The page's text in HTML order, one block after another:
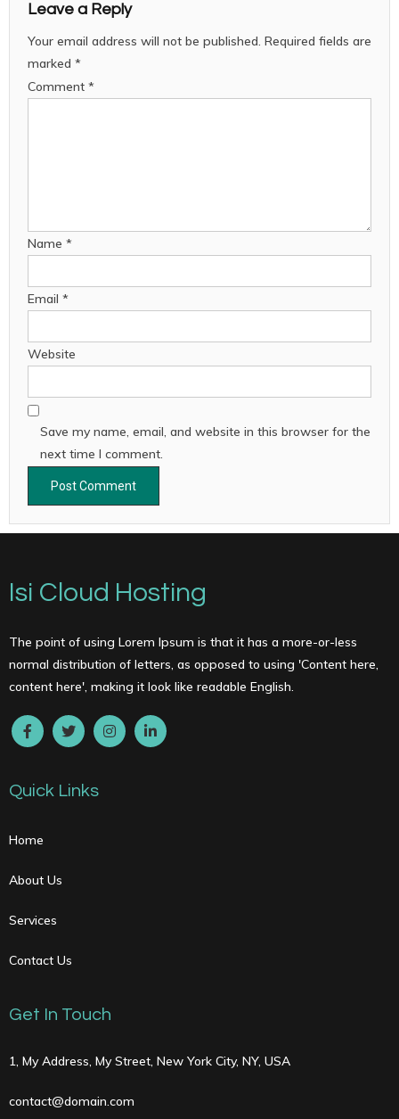
Leave a Reply
Your email address will not be published. Required fields are
marked *
Comment *
Name *
Email *
Website
Save my name, email, and website in this browser for the
next time I comment.
Isi Cloud Hosting
The point of using Lorem Ipsum is that it has a more-or-less
normal distribution of letters, as opposed to using 'Content here,
content here', making it look like readable English.
Quick Links
Home
About Us
Services
Contact Us
Get In Touch
1, My Address, My Street, New York City, NY, USA
contact@domain.com